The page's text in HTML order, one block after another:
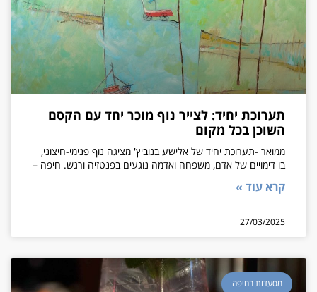
תערוכת יחיד: לצייר נוף מוכר יחד עם הקסם
השוכן בכל מקום
ממואר -תערוכת יחיד של אלישע בנוביץ' מציגה נוף פנימי-חיצוני,
בו דימויים של אדם, משפחה ואדמה נוגעים בפנטזיה ורגש. חיפה –
קרא עוד »
27/03/2025
מסעדות בחיפה